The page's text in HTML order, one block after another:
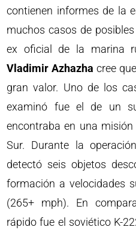
contienen informes de la
muchos casos de posibles
ex oficial de la marina
Vladimir Azhazha cree
gran valor. Uno de los
examinó fue el de un
encontraba en una
Sur. Durante la
detectó seis objetos
formación a velocidades
(265+ mph). En
rápido fue el soviético K-